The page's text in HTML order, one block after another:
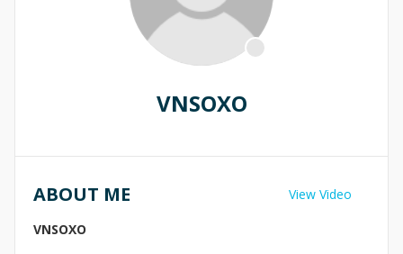
VNSOXO
View Video
ABOUT ME
VNSOXO